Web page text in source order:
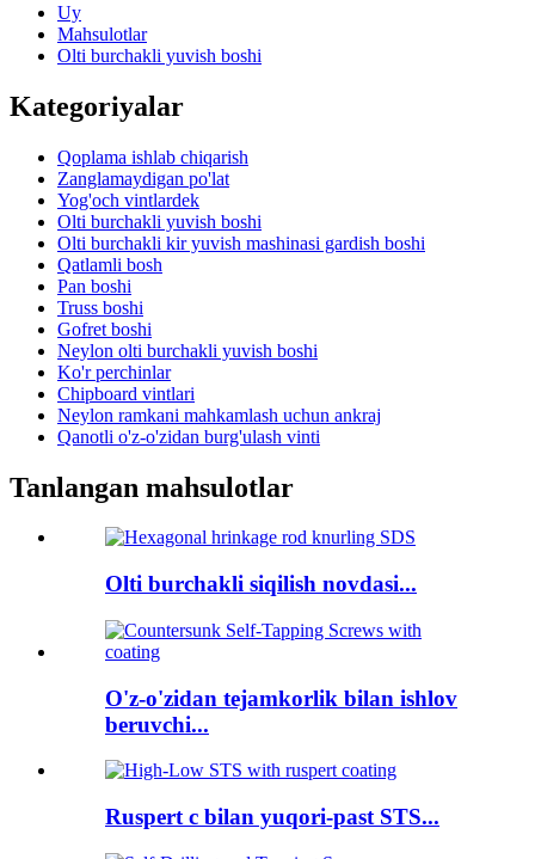
Uy
Mahsulotlar
Olti burchakli yuvish boshi
Kategoriyalar
Qoplama ishlab chiqarish
Zanglamaydigan po'lat
Yog'och vintlardek
Olti burchakli yuvish boshi
Olti burchakli kir yuvish mashinasi gardish boshi
Qatlamli bosh
Pan boshi
Truss boshi
Gofret boshi
Neylon olti burchakli yuvish boshi
Ko'r perchinlar
Chipboard vintlari
Neylon ramkani mahkamlash uchun ankraj
Qanotli o'z-o'zidan burg'ulash vinti
Tanlangan mahsulotlar
Olti burchakli siqilish novdasi...
O'z-o'zidan tejamkorlik bilan ishlov
beruvchi...
Ruspert c bilan yuqori-past STS...